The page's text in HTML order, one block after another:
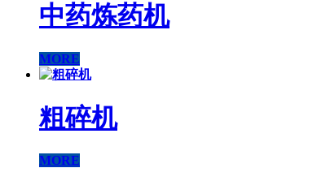
中药炼药机
MORE
粗碎机
MORE